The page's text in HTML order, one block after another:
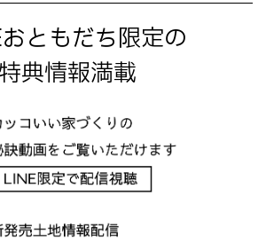
ともだち限定の
特典情報満載